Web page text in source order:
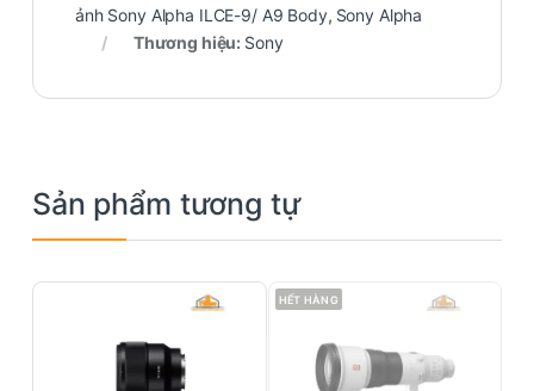
ảnh Sony Alpha ILCE-9/ A9 Body, Sony Alpha
Thương hiệu: Sony
Sản phẩm tương tự
HẾT HÀNG